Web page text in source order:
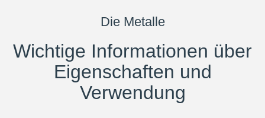
Die Metalle
Wichtige Informationen über
Eigenschaften und
Verwendung